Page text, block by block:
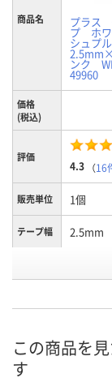
商品名 プラス
プ ホワ
シュプ
ンク
49960
価格
(税込)
評価
4.3 （16
販売単位 1個
テープ幅 2.5mm
号
お届け日
この商品を
す